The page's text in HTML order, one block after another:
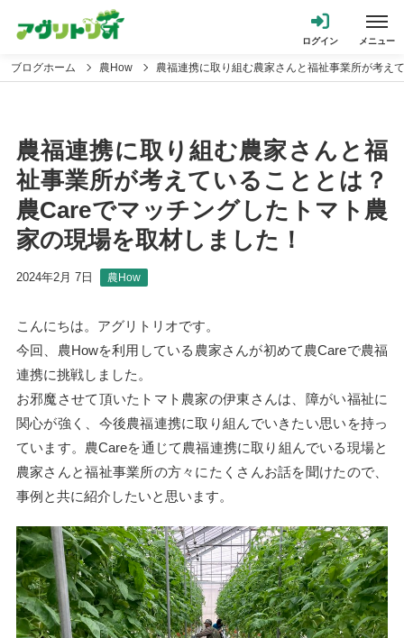
ブログホーム 農How 農福連携に取り組む農家さんと福祉事業所が考え
農福連携に取り組む農家さんと福
祉事業所が考えていることとは？
農Careでマッチングしたトマト農
家の現場を取材しました！
2024年2月 7日 農How
こんにちは。アグリトリオです。
今回、農Howを利用している農家さんが初めて農Careで農福
連携に挑戦しました。
お邪魔させて頂いたトマト農家の伊東さんは、障がい福祉に
関心が強く、今後農福連携に取り組んでいきたい思いを持っ
ています。農Careを通じて農福連携に取り組んでいる現場と
農家さんと福祉事業所の方々にたくさんお話を聞けたので、
事例と共に紹介したいと思います。